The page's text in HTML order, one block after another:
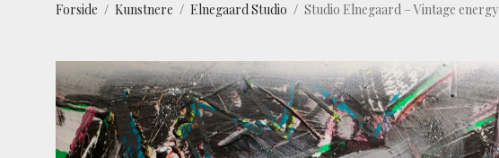
Forside / Kunstnere / Elnegaard Studio / Studio Elnegaard – Vintage energy